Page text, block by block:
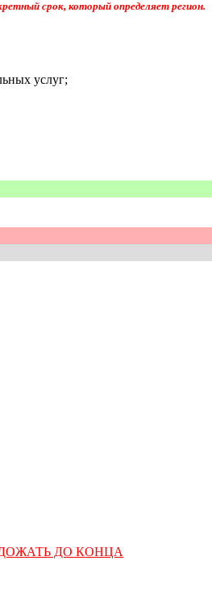
срок, который определяет регион.
услуг;
ДО КОНЦА